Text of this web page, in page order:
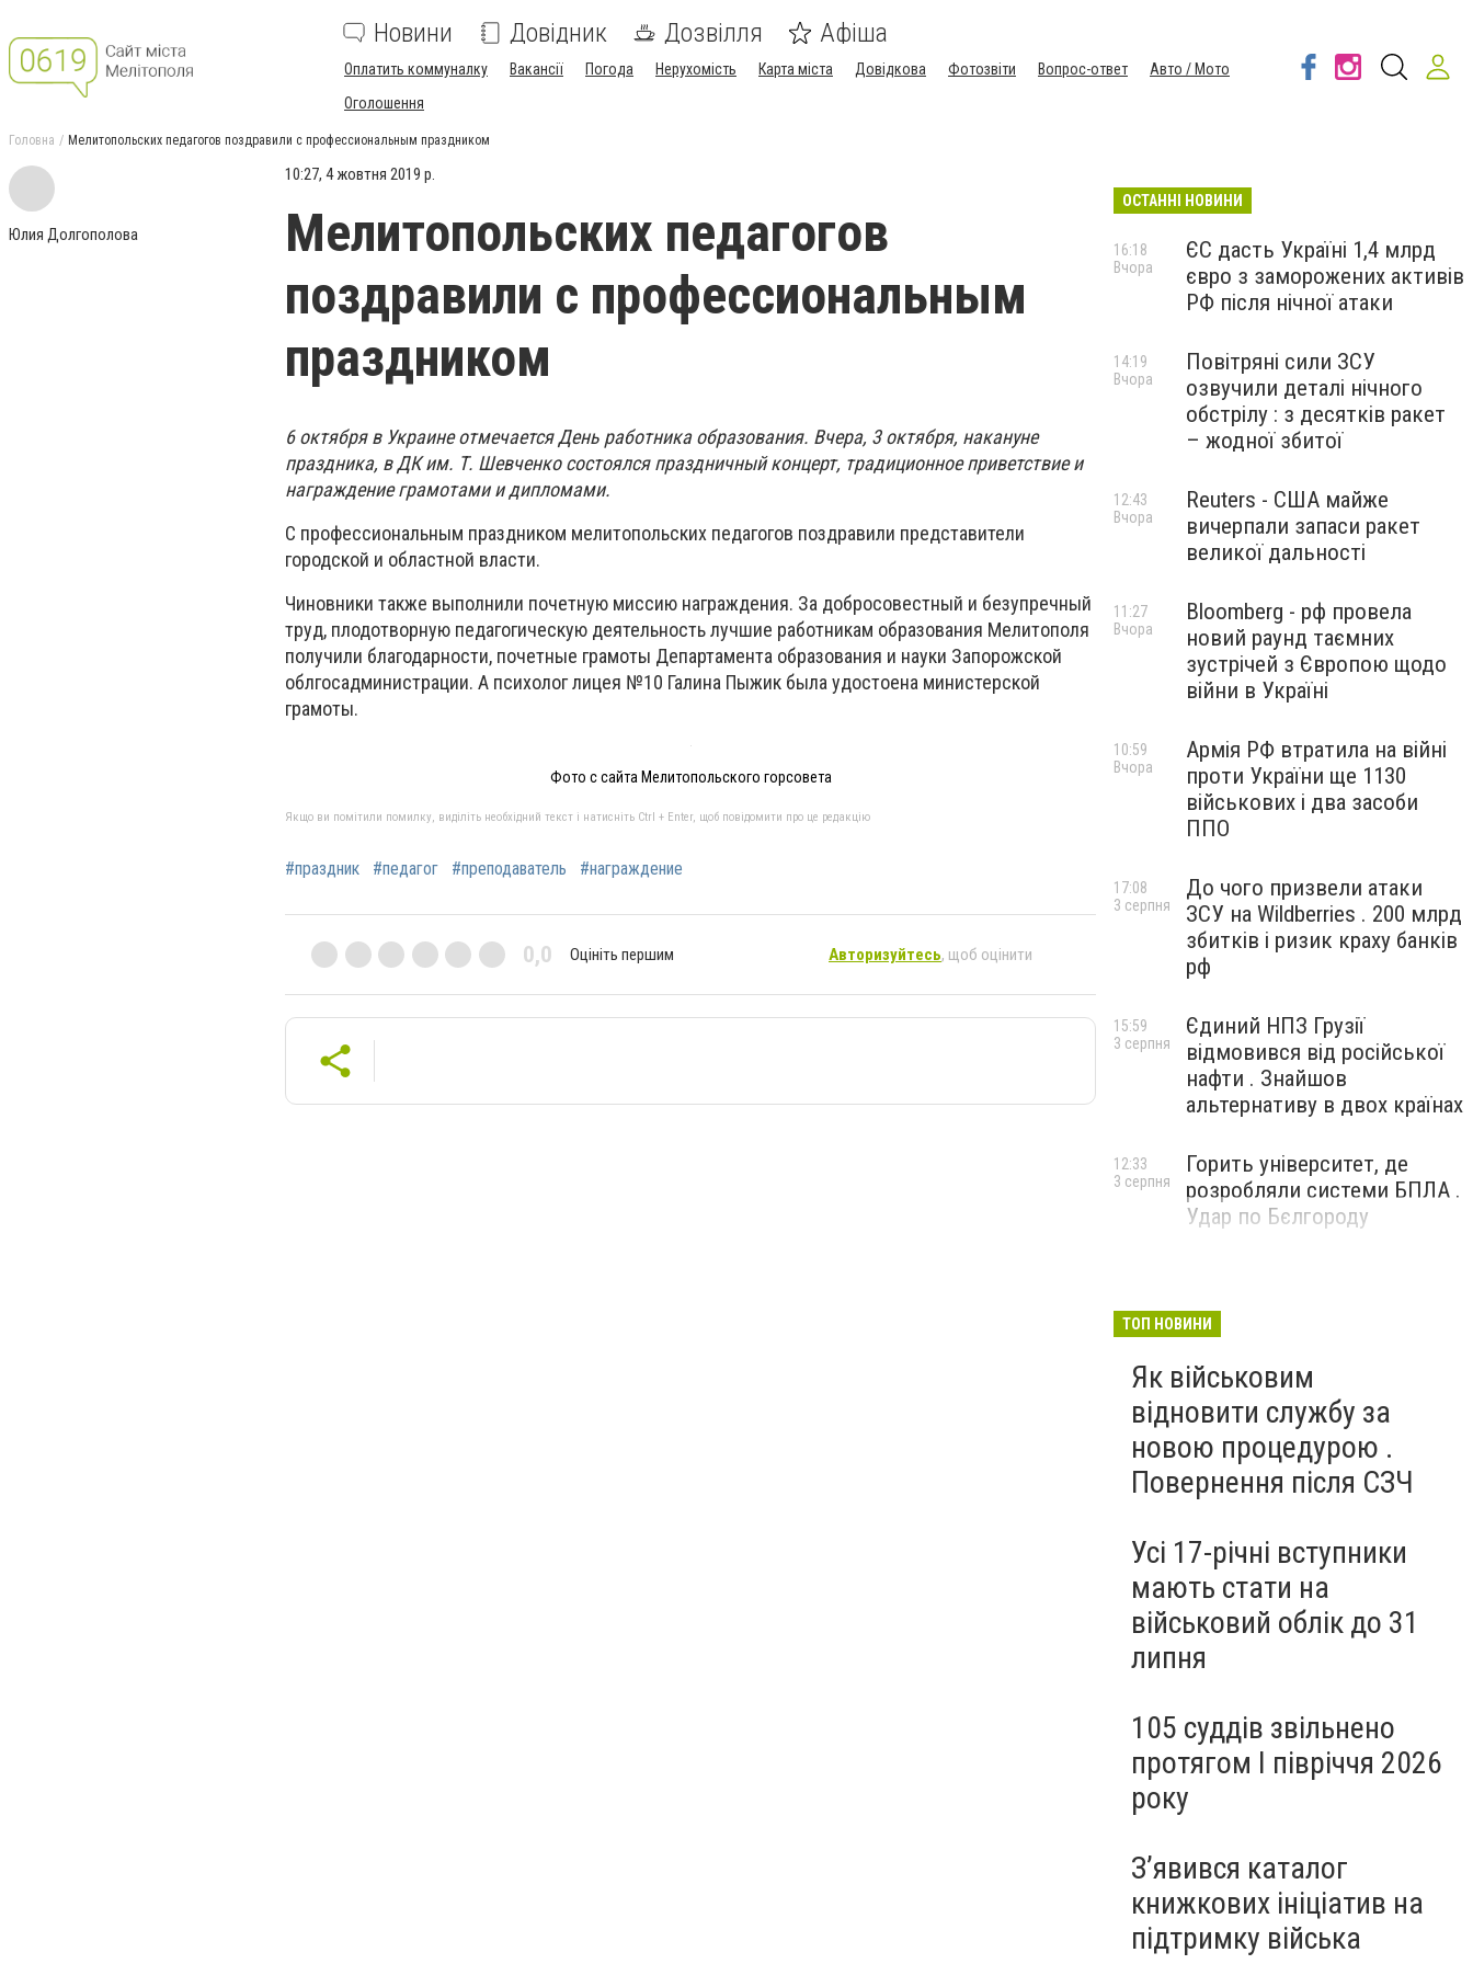
Новини Довідник Дозвілля Афіша
Оплатить коммуналку Вакансії Погода Нерухомість Карта міста Довідкова Фотозвіти Вопрос-ответ
Авто / Мото
Оголошення
Головна Мелитопольских педагогов поздравили с профессиональным праздником
Юлия Долгополова
10:27, 4 жовтня 2019 р.
Мелитопольских педагогов
поздравили с профессиональным
праздником
6 октября в Украине отмечается День работника образования. Вчера, 3 октября, накануне
праздника, в ДК им. Т. Шевченко состоялся праздничный концерт, традиционное приветствие и
награждение грамотами и дипломами.
С профессиональным праздником мелитопольских педагогов поздравили представители
городской и областной власти.
Чиновники также выполнили почетную миссию награждения. За добросовестный и безупречный
труд, плодотворную педагогическую деятельность лучшие работникам образования Мелитополя
получили благодарности, почетные грамоты Департамента образования и науки Запорожской
облгосадминистрации. А психолог лицея №10 Галина Пыжик была удостоена министерской
грамоты.
Фото с сайта Мелитопольского горсовета
Якщо ви помітили помилку, виділіть необхідний текст і натисніть Ctrl + Enter, щоб повідомити про це редакцію
#праздник #педагог #преподаватель #награждение
0,0 Оцініть першим Авторизуйтесь, щоб оцінити
ОСТАННІ НОВИНИ
ЄС дасть Україні 1,4 млрд
євро з заморожених активів
РФ після нічної атаки
16:18
Вчора
Повітряні сили ЗСУ
озвучили деталі нічного
обстрілу : з десятків ракет
– жодної збитої
14:19
Вчора
Reuters - США майже
вичерпали запаси ракет
великої дальності
12:43
Вчора
Bloomberg - рф провела
новий раунд таємних
зустрічей з Європою щодо
війни в Україні
11:27
Вчора
Армія РФ втратила на війні
проти України ще 1130
військових і два засоби
ППО
10:59
Вчора
До чого призвели атаки
ЗСУ на Wildberries . 200 млрд
збитків і ризик краху банків
рф
17:08
3 серпня
Єдиний НПЗ Грузії
відмовився від російської
нафти . Знайшов
альтернативу в двох країнах
15:59
3 серпня
Горить університет, де
розробляли системи БПЛА .
Удар по Бєлгороду
12:33
3 серпня
ТОП НОВИНИ
Як військовим
відновити службу за
новою процедурою .
Повернення після СЗЧ
Усі 17-річні вступники
мають стати на
військовий облік до 31
липня
105 суддів звільнено
протягом I півріччя 2026
року
З’явився каталог
книжкових ініціатив на
підтримку війська